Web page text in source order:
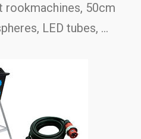
rookmachines, 50cm
LED tubes, …